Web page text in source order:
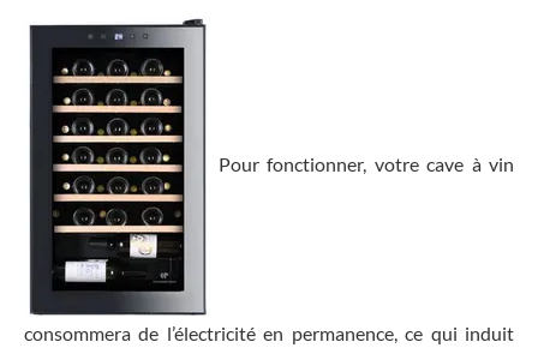
Pour fonctionner, votre cave à vin
consommera de l’électricité en permanence, ce qui induit